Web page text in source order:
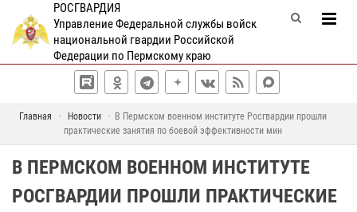
РОСГВАРДИЯ
Управление Федеральной службы войск
национальной гвардии Российской
Федерации по Пермскому краю
Главная Новости
В Пермском военном институте Росгвардии прошли
практические занятия по боевой эффективности мин
В ПЕРМСКОМ ВОЕННОМ ИНСТИТУТЕ
РОСГВАРДИИ ПРОШЛИ ПРАКТИЧЕСКИЕ